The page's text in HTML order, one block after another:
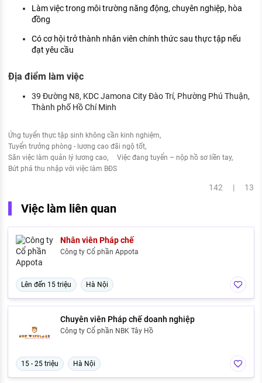
Làm việc trong môi trường năng động, chuyên nghiệp, hòa
đồng
Có cơ hội trở thành nhân viên chính thức sau thực tập nếu
đạt yêu cầu
Địa điểm làm việc
39 Đường N8, KDC Jamona City Đào Trí, Phường Phú Thuận,
Thành phố Hồ Chí Minh
Ứng tuyển thực tập sinh không cần kinh nghiệm
Tuyển trưởng phòng - lương cao đãi ngộ tốt
Săn việc làm quản lý lương cao
Việc đang tuyển – nộp hồ sơ liền tay
Bứt phá thu nhập với việc làm BĐS
142 | 13
Việc làm liên quan
Nhân viên Pháp chế
Công ty Cổ phần Appota
Lên đến 15 triệu Hà Nội
Chuyên viên Pháp chế doanh nghiệp
Công ty Cổ phần NBK Tây Hồ
15 - 25 triệu Hà Nội